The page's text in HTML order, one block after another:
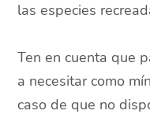
las especies
Ten en cuenta que
a necesitar como
caso de que no